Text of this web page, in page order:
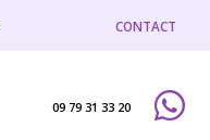
CONTACT
09 79 31 33 20